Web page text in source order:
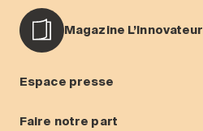
Magazine L’Innovateur
Espace presse
Faire notre part